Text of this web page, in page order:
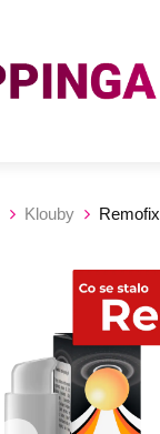
Klouby Remofix